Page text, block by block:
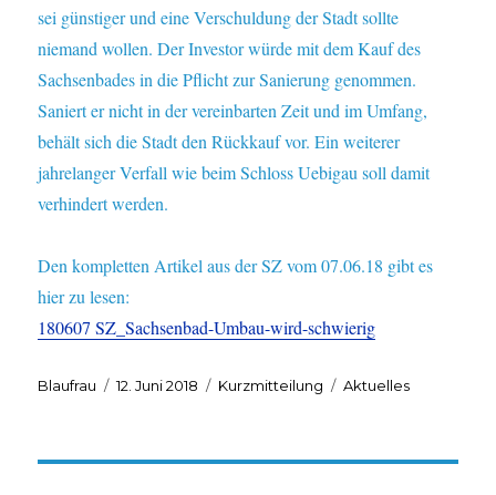
sei günstiger und eine Verschuldung der Stadt sollte
niemand wollen. Der Investor würde mit dem Kauf des
Sachsenbades in die Pflicht zur Sanierung genommen.
Saniert er nicht in der vereinbarten Zeit und im Umfang,
behält sich die Stadt den Rückkauf vor. Ein weiterer
jahrelanger Verfall wie beim Schloss Uebigau soll damit
verhindert werden.
Den kompletten Artikel aus der SZ vom 07.06.18 gibt es
hier zu lesen:
180607 SZ_Sachsenbad-Umbau-wird-schwierig
Autor
Blaufrau
Veröffentlicht
12. Juni 2018 Format
Kurzmitteilung Kategorien
Aktuelles